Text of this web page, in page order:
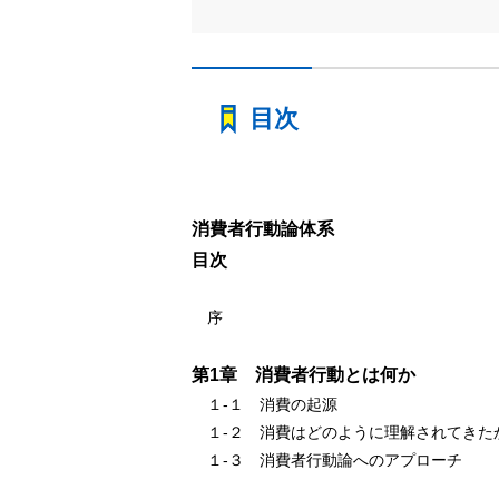
目次
消費者行動論体系
目次
序
第1章 消費者行動とは何か
１-１ 消費の起源
１-２ 消費はどのように理解されてきた
１-３ 消費者行動論へのアプローチ